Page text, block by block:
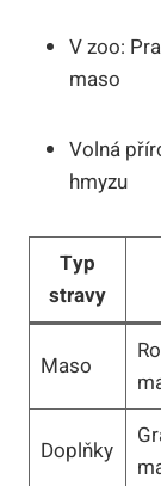
V zoo:
maso
Volná
hmyzu
Typ
stravy
Maso
Doplňky